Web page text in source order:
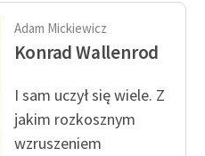
Adam Mickiewicz
Konrad Wallenrod
I sam uczył się wiele. Z
jakim rozkosznym
wzruszeniem